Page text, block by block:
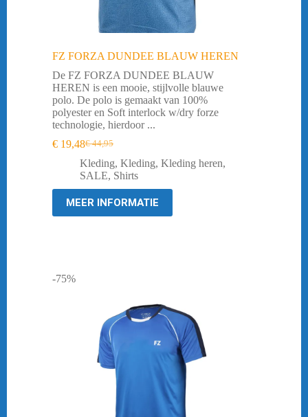
FZ FORZA DUNDEE BLAUW HEREN
De FZ FORZA DUNDEE BLAUW
HEREN is een mooie, stijlvolle blauwe
polo. De polo is gemaakt van 100%
polyester en Soft interlock w/dry forze
technologie, hierdoor ...
€44,95
Oorspronkelijke
prijs
was:
€ 44,95.
€ 19,48Huidige
prijs
is:
€ 19,48.
Kleding, Kleding, Kleding heren,
SALE, Shirts
MEER INFORMATIE
-75%